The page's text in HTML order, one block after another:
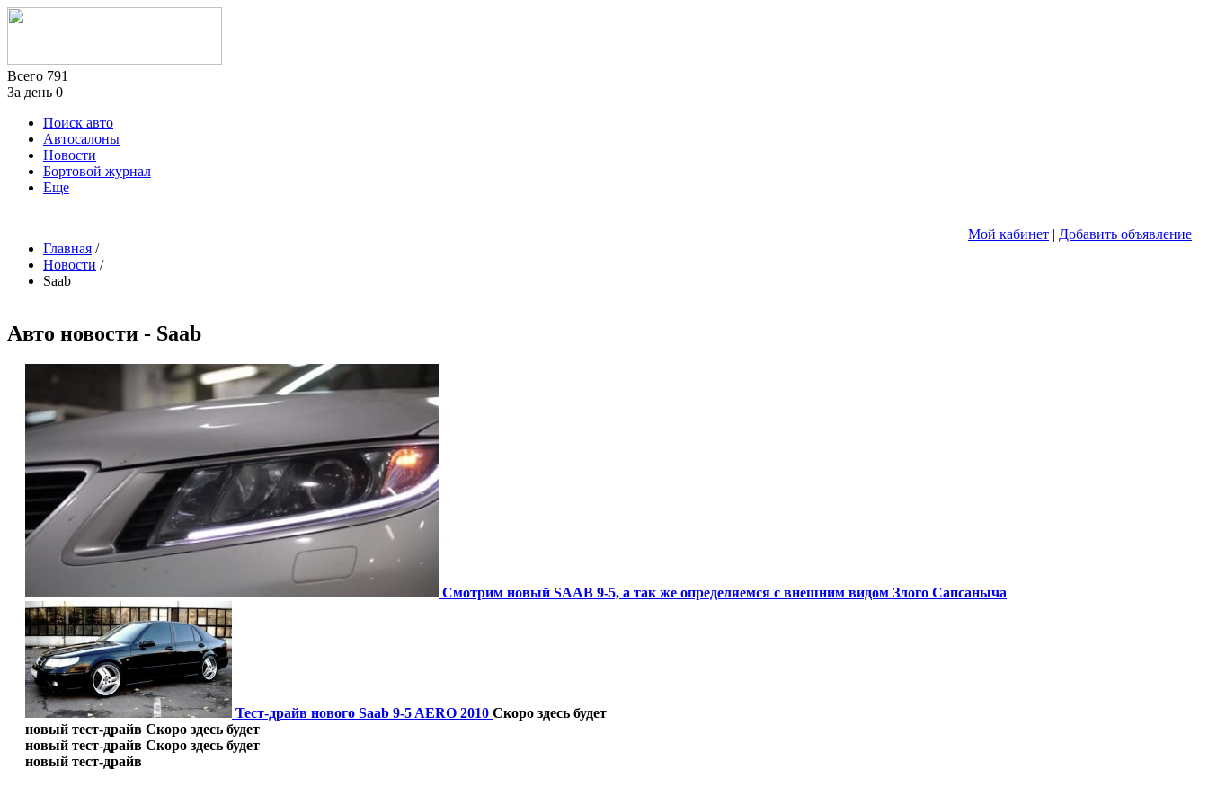
Всего 791
За день 0
Поиск авто
Автосалоны
Новости
Бортовой журнал
Еще
Мой кабинет | Добавить объявление
Главная /
Новости /
Saab
Авто новости - Saab
Cмотрим новый SAAB 9-5, а так же определяемся с внешним видом Злого Сапсаныча
Тест-драйв нового Saab 9-5 AERO 2010 Скоро здесь будет
новый тест-драйв Скоро здесь будет
новый тест-драйв Скоро здесь будет
новый тест-драйв